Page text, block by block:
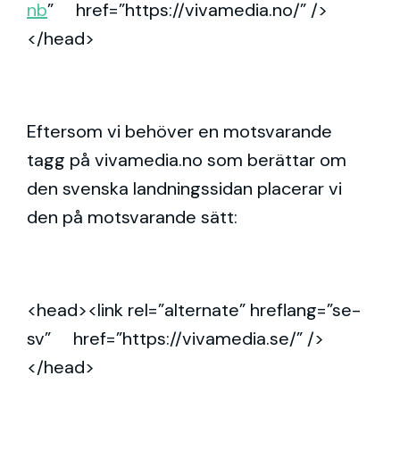
nb” href=”https://vivamedia.no/” />
</head>
Eftersom vi behöver en motsvarande
tagg på vivamedia.no som berättar om
den svenska landningssidan placerar vi
den på motsvarande sätt:
<head><link rel=”alternate” hreflang=”se-
sv” href=”https://vivamedia.se/” />
</head>